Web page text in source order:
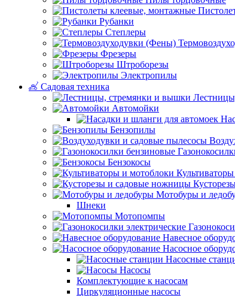
Рубанки
Степлеры
Фрезеры
Штроборезы
Электропилы
Садовая техника
Автомойки
Бензопилы
Бензокосы
Мотобуры и
Шнеки
Мотопомпы
Навесное
Насосное
Насосные
Насосы
Комплектующие к насосам
Циркуляционные насосы